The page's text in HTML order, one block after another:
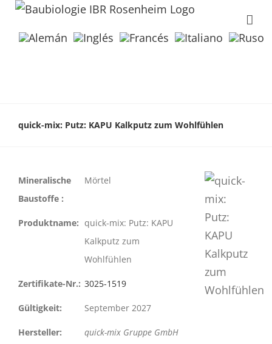
quick-mix: Putz: KAPU Kalkputz zum Wohlfühlen
Mineralische
Baustoffe :
Mörtel
Produktname: quick-mix: Putz: KAPU
Kalkputz zum
Wohlfühlen
Zertifikate-Nr.: 3025-1519
Gültigkeit: September 2027
Hersteller:
quick-mix Gruppe GmbH